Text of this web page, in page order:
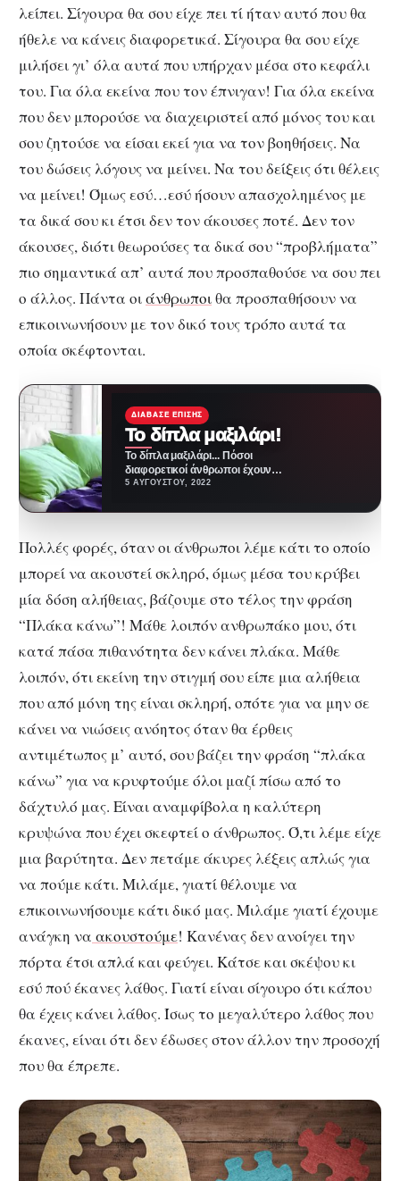
λείπει. Σίγουρα θα σου είχε πει τί ήταν αυτό που θα
ήθελε να κάνεις διαφορετικά. Σίγουρα θα σου είχε
μιλήσει γι’ όλα αυτά που υπήρχαν μέσα στο κεφάλι
του. Για όλα εκείνα που τον έπνιγαν! Για όλα εκείνα
που δεν μπορούσε να διαχειριστεί από μόνος του και
σου ζητούσε να είσαι εκεί για να τον βοηθήσεις. Να
του δώσεις λόγους να μείνει. Να του δείξεις ότι θέλεις
να μείνει! Όμως εσύ…εσύ ήσουν απασχολημένος με
τα δικά σου κι έτσι δεν τον άκουσες ποτέ. Δεν τον
άκουσες, διότι θεωρούσες τα δικά σου “προβλήματα”
πιο σημαντικά απ’ αυτά που προσπαθούσε να σου πει
ο άλλος. Πάντα οιάνθρωποιθα προσπαθήσουν να
επικοινωνήσουν με τον δικό τους τρόπο αυτά τα
οποία σκέφτονται.
ΔΙΆΒΑΣΕ ΕΠΊΣΗΣ
Το δίπλα μαξιλάρι!
Το δίπλα μαξιλάρι... Πόσοι
διαφορετικοί άνθρωποι έχουν
περάσει από το δίπλα μαξιλάρι;
5 ΑΥΓΟΎΣΤΟΥ, 2022
Πολλές φορές, όταν οι άνθρωποι λέμε κάτι το οποίο
μπορεί να ακουστεί σκληρό, όμως μέσα του κρύβει
μία δόση αλήθειας, βάζουμε στο τέλος την φράση
“Πλάκα κάνω”! Μάθε λοιπόν ανθρωπάκο μου, ότι
κατά πάσα πιθανότητα δεν κάνει πλάκα. Μάθε
λοιπόν, ότι εκείνη την στιγμή σου είπε μια αλήθεια
που από μόνη της είναι σκληρή, οπότε για να μην σε
κάνει να νιώσεις ανόητος όταν θα έρθεις
αντιμέτωπος μ’ αυτό, σου βάζει την φράση “πλάκα
κάνω” για να κρυφτούμε όλοι μαζί πίσω από το
δάχτυλό μας. Είναι αναμφίβολα η καλύτερη
κρυψώνα που έχει σκεφτεί ο άνθρωπος. Ό,τι λέμε είχε
μια βαρύτητα. Δεν πετάμε άκυρες λέξεις απλώς για
να πούμε κάτι. Μιλάμε, γιατί θέλουμε να
επικοινωνήσουμε κάτι δικό μας. Μιλάμε γιατί έχουμε
ανάγκη να ακουστούμε! Κανένας δεν ανοίγει την
πόρτα έτσι απλά και φεύγει. Κάτσε και σκέψου κι
εσύ πού έκανες λάθος. Γιατί είναι σίγουρο ότι κάπου
θα έχεις κάνει λάθος. Ίσως το μεγαλύτερο λάθος που
έκανες, είναι ότι δεν έδωσες στον άλλον την προσοχή
που θα έπρεπε.